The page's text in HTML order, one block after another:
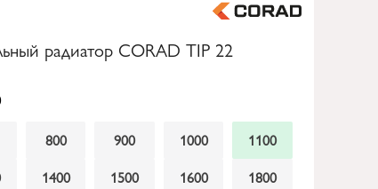
радиатор CORAD TIP 22
800 900 1000
1100
1400 1500 1600
1800